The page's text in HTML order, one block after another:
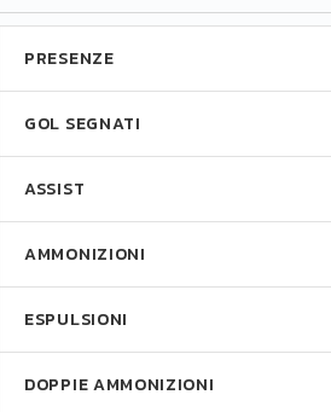
PRESENZE
GOL SEGNATI
ASSIST
AMMONIZIONI
ESPULSIONI
DOPPIE AMMONIZIONI